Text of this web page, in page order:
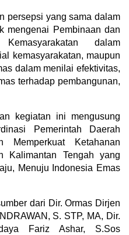
persepsi yang sama dalam
mengenai Pembinaan dan
dalam
kemasyarakatan, maupun
dalam menilai efektivitas,
terhadap pembangunan,
kegiatan ini mengusung
Pemerintah Daerah
Memperkuat Ketahanan
Kalimantan Tengah yang
Menuju Indonesia Emas
dari Dir. Ormas Dirjen
S. STP, MA, Dir.
Fariz Ashar, S.Sos